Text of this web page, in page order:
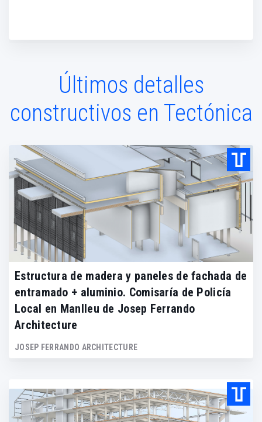
Últimos detalles
constructivos en Tectónica
Estructura de madera y paneles de fachada de
entramado + aluminio. Comisaría de Policía
Local en Manlleu de Josep Ferrando
Architecture
JOSEP FERRANDO ARCHITECTURE